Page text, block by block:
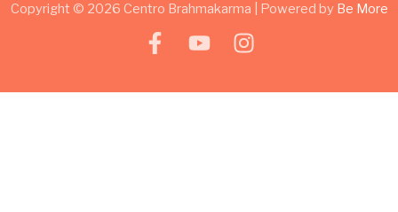
Copyright © 2026 Centro Brahmakarma | Powered by Be More